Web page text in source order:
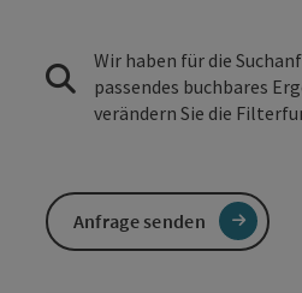
Wir haben für die
passendes buchbares
verändern Sie die
Anfrage senden